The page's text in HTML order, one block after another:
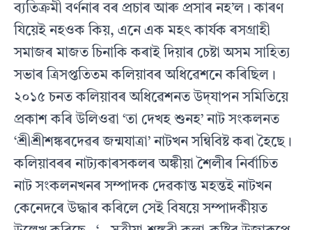
ব‍্যতিক্ৰমী বৰ্ণনাৰ বৰ প্ৰচাৰ আৰু প্ৰসাৰ নহ’ল। কাৰণ
যিয়েই নহওক কিয়, এনে এক মহৎ কাৰ্য‍ক ৰসগ্ৰাহী
সমাজৰ মাজত চিনাকি কৰাই দিয়াৰ চেষ্টা অসম সাহিত‍্য
সভাৰ ত্ৰিসপ্ততিতম কলিয়াবৰ অধিৱেশনে কৰিছিল।
২০১৫ চনত কলিয়াবৰ অধিৱেশনত উদ্‌যাপন সমিতিয়ে
প্ৰকাশ কৰি উলিওৱা ‘তা দেখহ শুনহ’ নাট সংকলনত
‘শ্ৰীশ্ৰীশঙ্কৰদেৱৰ জন্মযাত্ৰা’ নাটখন সন্বিবিষ্ট কৰা হৈছে।
কলিয়াবৰৰ নাট‍্যকাৰসকলৰ অঙ্কীয়া শৈলীৰ নিৰ্বাচিত
নাট সংকলনখনৰ সম্পাদক দেৱকান্ত মহন্তই নাটখন
কেনেদৰে উদ্ধাৰ কৰিলে সেই বিষয়ে সম্পাদকীয়ত